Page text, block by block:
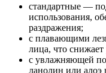
стандартные —
использования,
раздражения;
с плавающими
лица, что снижает
с увлажняющей
ланолин или алоэ